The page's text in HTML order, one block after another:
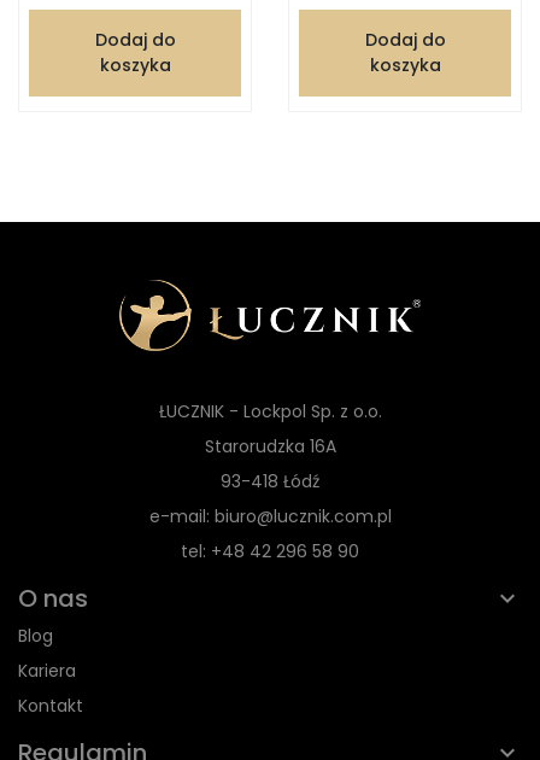
Dodaj do
koszyka
Dodaj do
koszyka
ŁUCZNIK - Lockpol Sp. z o.o.
Starorudzka 16A
93-418 Łódź
e-mail: biuro@lucznik.com.pl
tel: +48 42 296 58 90
O nas
Blog
Kariera
Kontakt
Regulamin